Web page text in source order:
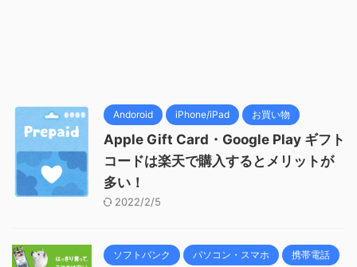
Andoroid iPhone/iPad お買い物
Apple Gift Card・Google Play ギフト
コードは楽天で購入するとメリットが
多い！
2022/2/5
ソフトバンク パソコン・スマホ 携帯電話